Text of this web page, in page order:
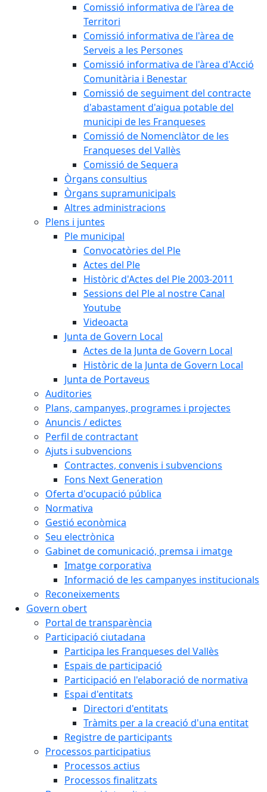
Comissió informativa de l'àrea de
Territori
Comissió informativa de l'àrea de
Serveis a les Persones
Comissió informativa de l'àrea d'Acció
Comunitària i Benestar
Comissió de seguiment del contracte
d'abastament d'aigua potable del
municipi de les Franqueses
Comissió de Nomenclàtor de les
Franqueses del Vallès
Comissió de Sequera
Òrgans consultius
Òrgans supramunicipals
Altres administracions
Plens i juntes
Ple municipal
Convocatòries del Ple
Actes del Ple
Històric d'Actes del Ple 2003-2011
Sessions del Ple al nostre Canal
Youtube
Videoacta
Junta de Govern Local
Actes de la Junta de Govern Local
Històric de la Junta de Govern Local
Junta de Portaveus
Auditories
Plans, campanyes, programes i projectes
Anuncis / edictes
Perfil de contractant
Ajuts i subvencions
Contractes, convenis i subvencions
Fons Next Generation
Oferta d'ocupació pública
Normativa
Gestió econòmica
Seu electrònica
Gabinet de comunicació, premsa i imatge
Imatge corporativa
Informació de les campanyes institucionals
Reconeixements
Govern obert
Portal de transparència
Participació ciutadana
Participa les Franqueses del Vallès
Espais de participació
Participació en l'elaboració de normativa
Espai d'entitats
Directori d'entitats
Tràmits per a la creació d'una entitat
Registre de participants
Processos participatius
Processos actius
Processos finalitzats